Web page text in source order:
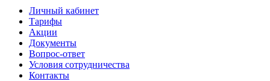
Личный кабинет
Тарифы
Акции
Документы
Вопрос-ответ
Условия сотрудничества
Контакты